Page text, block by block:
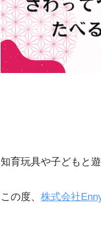
知育玩具や子どもと
この度、 株式会社